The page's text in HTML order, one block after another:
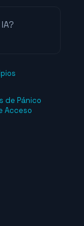
de Pánico
Acceso